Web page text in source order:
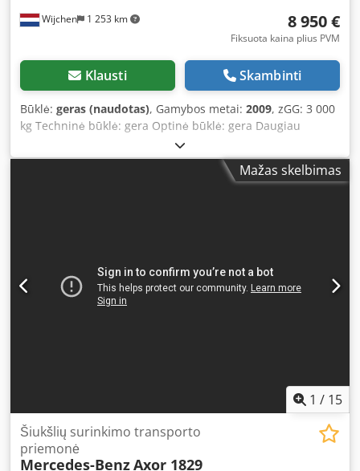
Wijchen 1 253 km 8 950 €
Fiksuota kaina plius PVM
Klausti Skambinti
Būklė: geras (naudotas), Gamybos metai: 2009, zGG: 3 000
kg Techninė būklė: gera Optinė būklė: gera Daugiau
informacijos teiraukitės Vink Machinery. Atliekų vežimo
sunkvežimis ant Mercedes Benz 213CDI bazės * 2009 m. *
67 151 km * Dyzelinas Crsdpfxjzg N Axo Afqjf * Apžiūros
Mažas skelbimas
1 / 15
Šiukšlių surinkimo transporto
priemonė
Mercedes-BenzAxor 1829